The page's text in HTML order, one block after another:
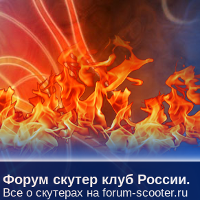
Форум скутер клуб России.
Все о скутерах на forum-scooter.ru